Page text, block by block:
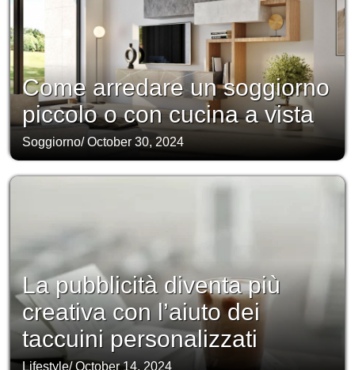
Come arredare un soggiorno
piccolo o con cucina a vista
Soggiorno/October 30, 2024
La pubblicità diventa più
creativa con l’aiuto dei
taccuini personalizzati
Lifestyle/October 14, 2024